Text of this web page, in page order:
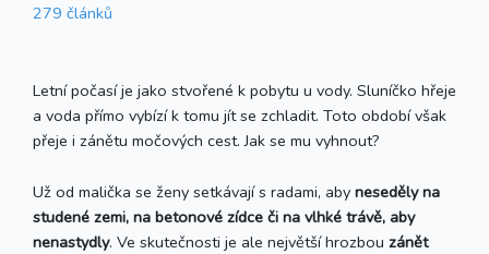
279 článků
Letní počasí je jako stvořené k pobytu u vody. Sluníčko hřeje
a voda přímo vybízí k tomu jít se zchladit. Toto období však
přeje i zánětu močových cest. Jak se mu vyhnout?
Už od malička se ženy setkávají s radami, aby neseděly na
studené zemi, na betonové zídce či na vlhké trávě, aby
nenastydly. Ve skutečnosti je ale největší hrozbou zánět